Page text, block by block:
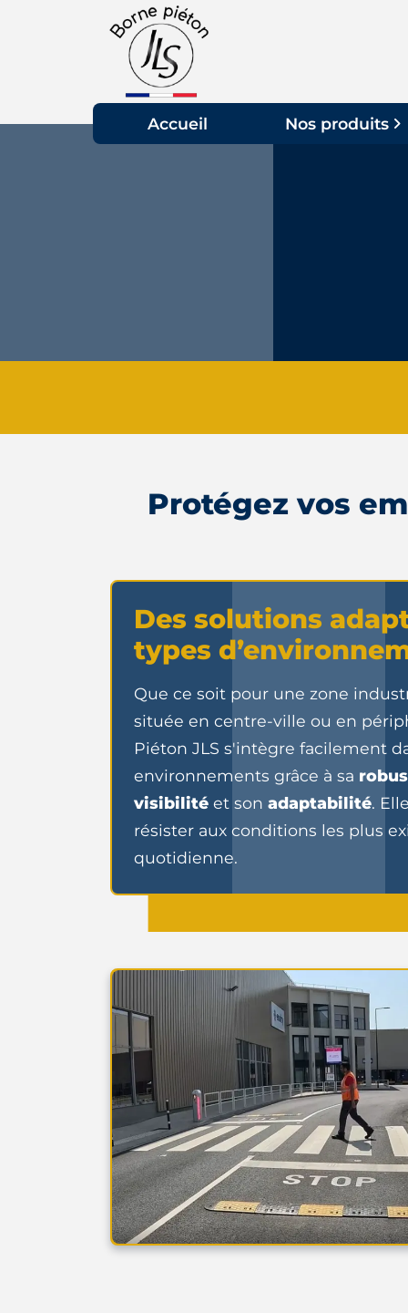
Accueil Nos produits
Protégez vos
Des solutions
types
Que ce soit pour une zone
située en centre-ville ou en
Piéton JLS s'intègre facilement
environnements grâce à sa
visibilité et son adaptabilité.
résister aux conditions les plus
quotidienne.
Panneau de gestion des cookies